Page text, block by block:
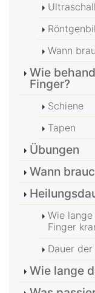
Ultraschall
Wann
Wie
Finger?
Schiene
Tapen
Übungen
Wann
Wie
Finger
Dauer
Wie lange